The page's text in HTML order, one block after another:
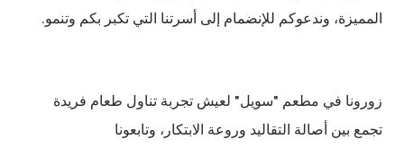
المميزة، وندعوكم للإنضمام إلى أسرتنا التي تكبر بكم وتنمو.
زورونا في مطعم "سويل" لعيش تجربة تناول طعام فريدة
تجمع بين أصالة التقاليد وروعة الابتكار، وتابعونا